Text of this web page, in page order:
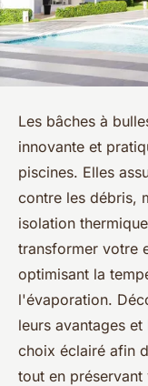
Les bâches à
innovante et
piscines. Elles
contre les débris,
isolation
transformer votre
optimisant la
l'évaporation.
leurs avantages
choix éclairé afin
tout en préservant